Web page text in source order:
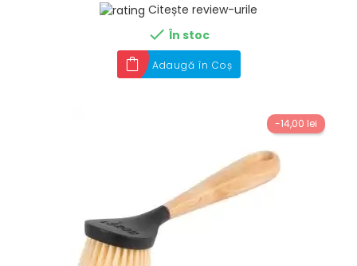
Citește review-urile
 În stoc
Adaugă în Coș
-14,00 lei